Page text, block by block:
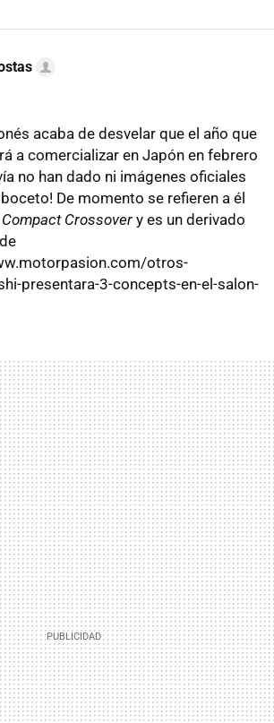
acaba de desvelar que el año que
a comercializar en Japón en febrero
no han dado ni imágenes oficiales
De momento se refieren a él
Crossover y es un derivado
otros-
presentara-3-concepts-en-el-salon-